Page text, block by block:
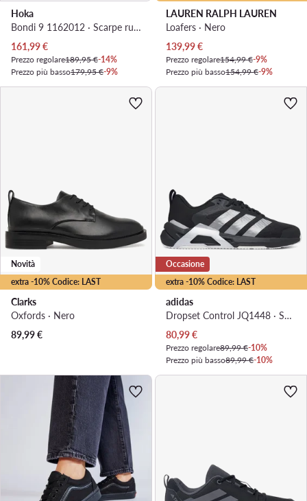
Hoka
Bondi 9 1162012 · Scarpe running
Prezzo attuale
161,99€
Prezzo regolare189,95 €-14%
Prezzo più basso179,95 €-9%
LAUREN RALPH LAUREN
Loafers · Nero
Prezzo attuale
139,99€
Prezzo regolare154,99 €-9%
Prezzo più basso154,99 €-9%
extra -10% Codice: LAST
Novità
Clarks
Oxfords · Nero
89,99€
extra -10% Codice: LAST
Occasione
adidas
Dropset Control JQ1448 · Scarpe da palestra
Prezzo attuale
80,99€
Prezzo regolare89,99 €-10%
Prezzo più basso89,99 €-10%